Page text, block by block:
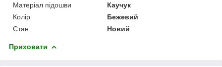
Матеріал підошви
Каучук
Колір
Бежевий
Стан
Новий
Приховати